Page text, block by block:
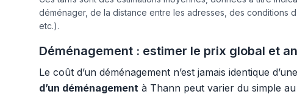
déménager, de la distance entre les adresses, des conditions
etc.).
Déménagement : estimer le prix global et
Le coût d’un déménagement n’est jamais identique
d’un déménagement à Thann peut varier du simple